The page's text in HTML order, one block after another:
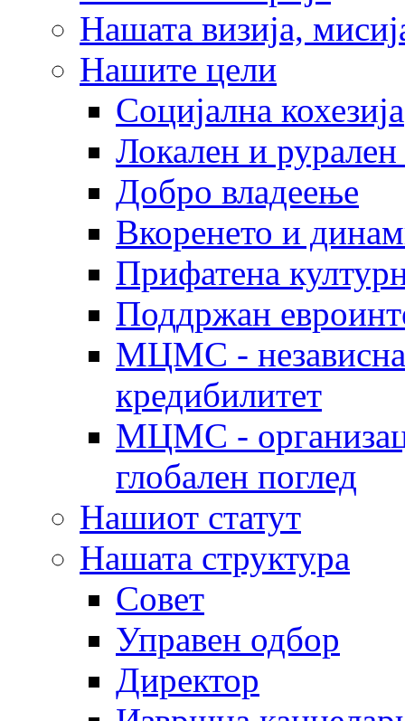
Нашата визија,
Нашите цели
Социјална кохезија
Локален и рурален
Добро владеење
Вкоренето и
Прифатена
Поддржан
МЦМС - независна
кредибилитет
МЦМС -
глобален поглед
Нашиот статут
Нашата структура
Совет
Управен одбор
Директор